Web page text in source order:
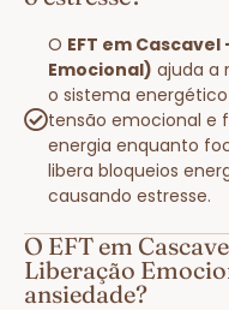
O EFT em
Emocional) ajuda a
o sistema
tensão emocional e
energia enquanto
libera bloqueios
causando estresse.
O EFT em
Liberação
ansiedade?